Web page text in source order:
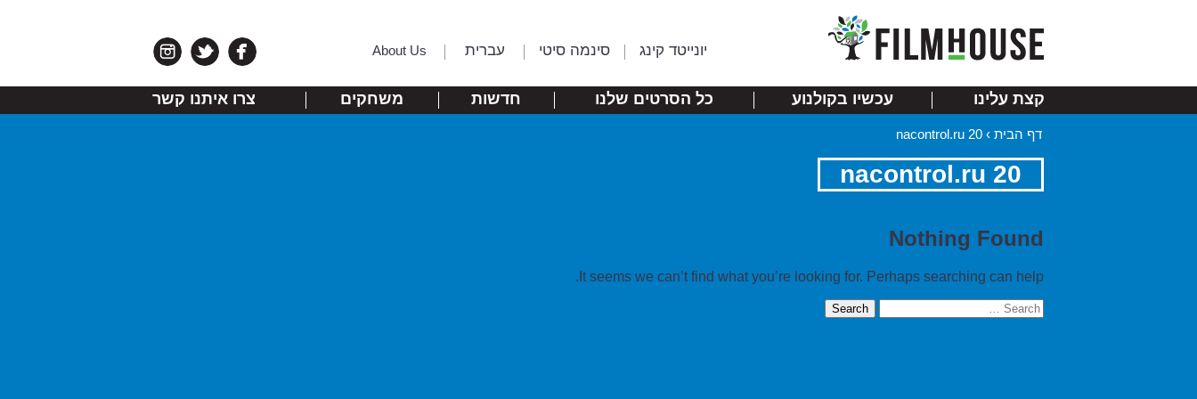
יונייטד קינג סינמה סיטי עברית About Us
קצת עלינו עכשיו בקולנוע כל הסרטים שלנו חדשות משחקים צרו איתנו קשר
דף הבית ›
nacontrol.ru 20
nacontrol.ru 20
Nothing Found
It seems we can’t find what you’re looking for. Perhaps searching can help.
Search
for: